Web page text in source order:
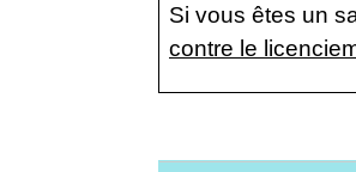
Si vous êtes un
contre le